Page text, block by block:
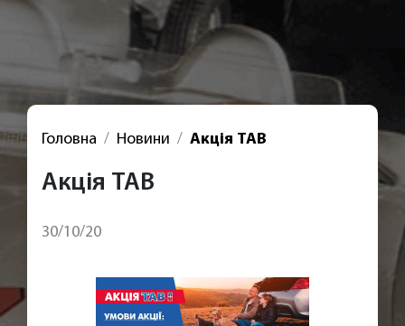
Головна Новини Акція TAB
Акція TAB
30/10/20